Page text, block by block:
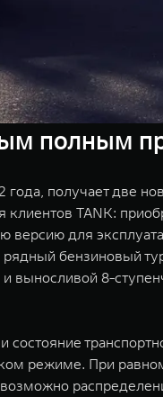
полным
получает две
TANK:
для
бензиновый
8-
режиме. При